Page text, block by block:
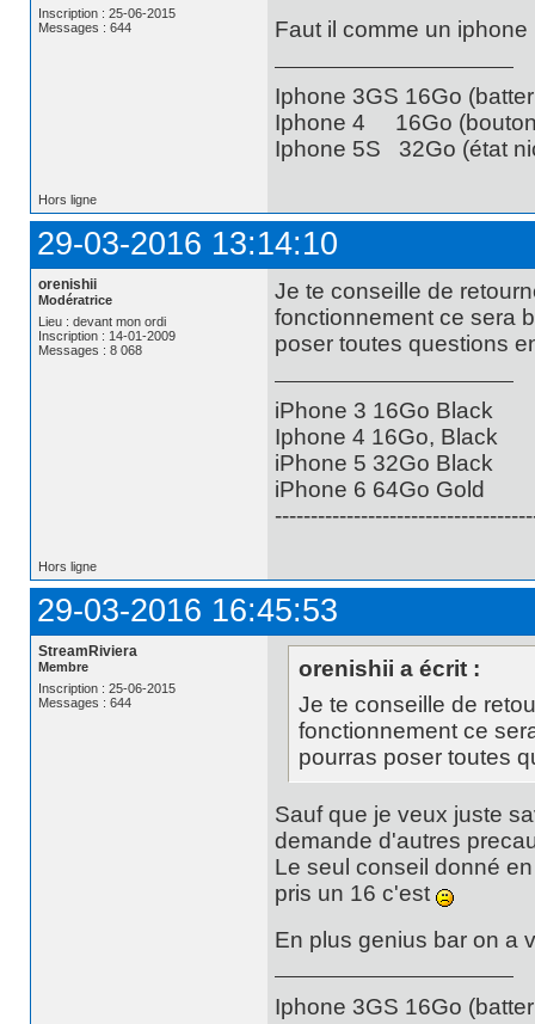
Inscription : 25-06-2015
Messages : 644
Faut il comme un
Iphone 3GS 16Go
Iphone 4 16Go
Iphone 5S 32Go (état
Hors ligne
29-03-2016 13:14:10
orenishii
Modératrice
Lieu : devant mon ordi
Inscription : 14-01-2009
Messages : 8 068
Je te conseille de
fonctionnement ce sera
poser toutes questions
iPhone 3 16Go Black
Iphone 4 16Go, Black
iPhone 5 32Go Black
iPhone 6 64Go Gold
Hors ligne
29-03-2016 16:45:53
StreamRiviera
Membre
Inscription : 25-06-2015
Messages : 644
orenishii a écrit :
Je te conseille de
fonctionnement ce
pourras poser toutes
Sauf que je veux juste
demande d'autres
Le seul conseil donné
pris un 16 c'est
En plus genius bar on a
Iphone 3GS 16Go